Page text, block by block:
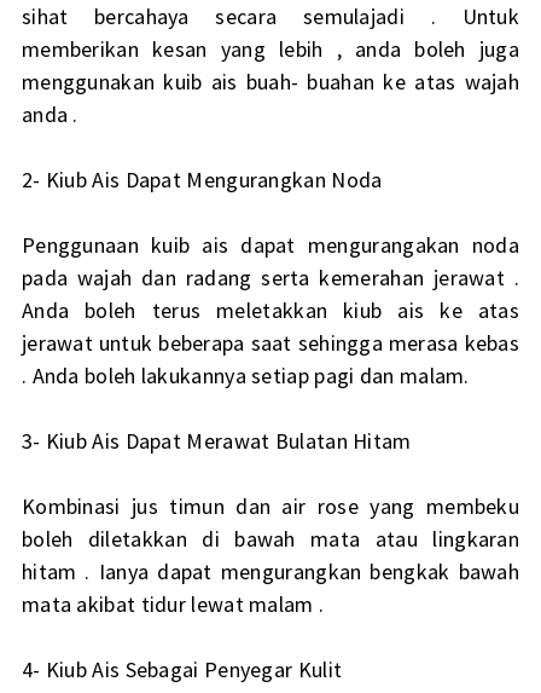
sihat bercahaya secara semulajadi . Untuk
memberikan kesan yang lebih , anda boleh juga
menggunakan kuib ais buah- buahan ke atas wajah
anda .
2- Kiub Ais Dapat Mengurangkan Noda
Penggunaan kuib ais dapat mengurangakan noda
pada wajah dan radang serta kemerahan jerawat .
Anda boleh terus meletakkan kiub ais ke atas
jerawat untuk beberapa saat sehingga merasa kebas
. Anda boleh lakukannya setiap pagi dan malam.
3- Kiub Ais Dapat Merawat Bulatan Hitam
Kombinasi jus timun dan air rose yang membeku
boleh diletakkan di bawah mata atau lingkaran
hitam . Ianya dapat mengurangkan bengkak bawah
mata akibat tidur lewat malam .
4- Kiub Ais Sebagai Penyegar Kulit